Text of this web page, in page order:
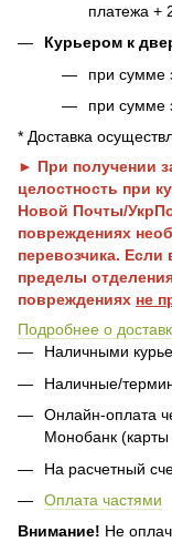
платежа +
Курьером к
при сумме
при сумме
* Доставка
► При получении
целостность при
Новой Почты/
повреждениях
перевозчика.
пределы
повреждениях не
Подробнее о
Наличными
Наличные/
Онлайн-оплата
Монобанк
На расчетный
Оплата частями
Внимание! Не